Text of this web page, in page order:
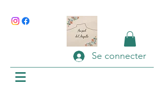
Se connecter